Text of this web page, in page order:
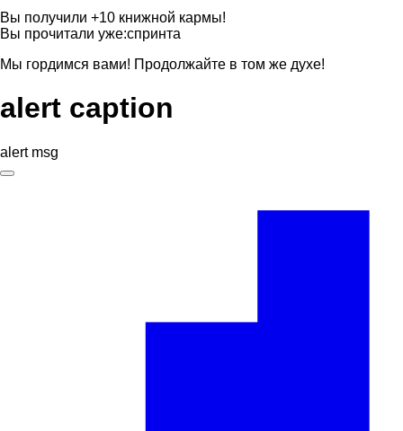
Вы получили +10 книжной кармы!
Вы прочитали уже:спринта
Мы гордимся вами! Продолжайте в том же духе!
alert caption
alert msg